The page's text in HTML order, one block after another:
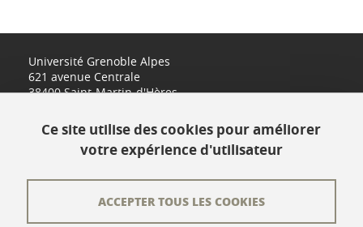
Université Grenoble Alpes
621 avenue Centrale
38400 Saint-Martin-d'Hères
Ce site utilise des cookies pour améliorer
votre expérience d'utilisateur
ACCEPTER TOUS LES COOKIES